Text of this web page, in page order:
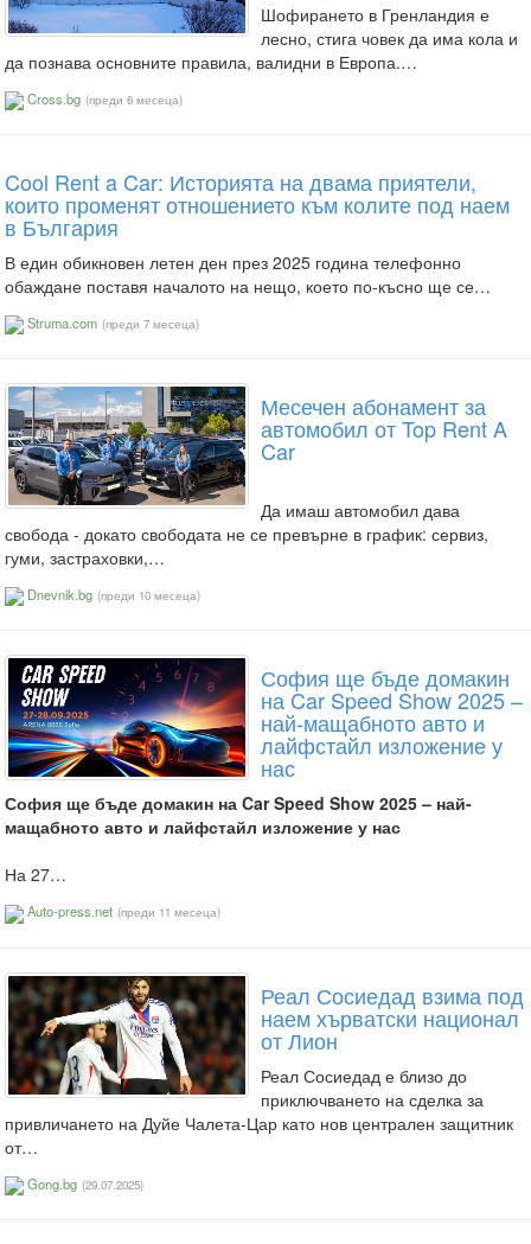
Шофирането в Гренландия е
лесно, стига човек да има кола и
да познава основните правила, валидни в Европа.…
Cross.bg (преди 6 месеца)
Cool Rent a Car: Историята на двама приятели,
които променят отношението към колите под наем
в България
В един обикновен летен ден през 2025 година телефонно
обаждане поставя началото на нещо, което по-късно ще се…
Struma.com (преди 7 месеца)
Месечен абонамент за
автомобил от Top Rent A
Car
Да имаш автомобил дава
свобода - докато свободата не се превърне в график: сервиз,
гуми, застраховки,…
Dnevnik.bg (преди 10 месеца)
София ще бъде домакин
на Car Speed Show 2025 –
най-мащабното авто и
лайфстайл изложение у
нас
София ще бъде домакин на Car Speed Show 2025 – най-
мащабното авто и лайфстайл изложение у нас
На 27…
Auto-press.net (преди 11 месеца)
Реал Сосиедад взима под
наем хърватски национал
от Лион
Реал Сосиедад е близо до
приключването на сделка за
привличането на Дуйе Чалета-Цар като нов централен защитник
от…
Gong.bg (29.07.2025)